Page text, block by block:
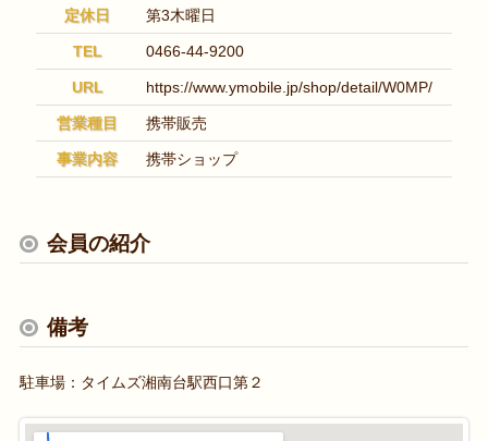
定休日 第3木曜日
TEL 0466-44-9200
URL https://www.ymobile.jp/shop/detail/W0MP/
営業種目 携帯販売
事業内容 携帯ショップ
会員の紹介
備考
駐車場：タイムズ湘南台駅西口第２